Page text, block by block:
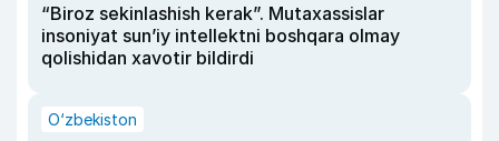
“Biroz sekinlashish kerak”. Mutaxassislar
insoniyat sun’iy intellektni boshqara olmay
qolishidan xavotir bildirdi
O‘zbekiston